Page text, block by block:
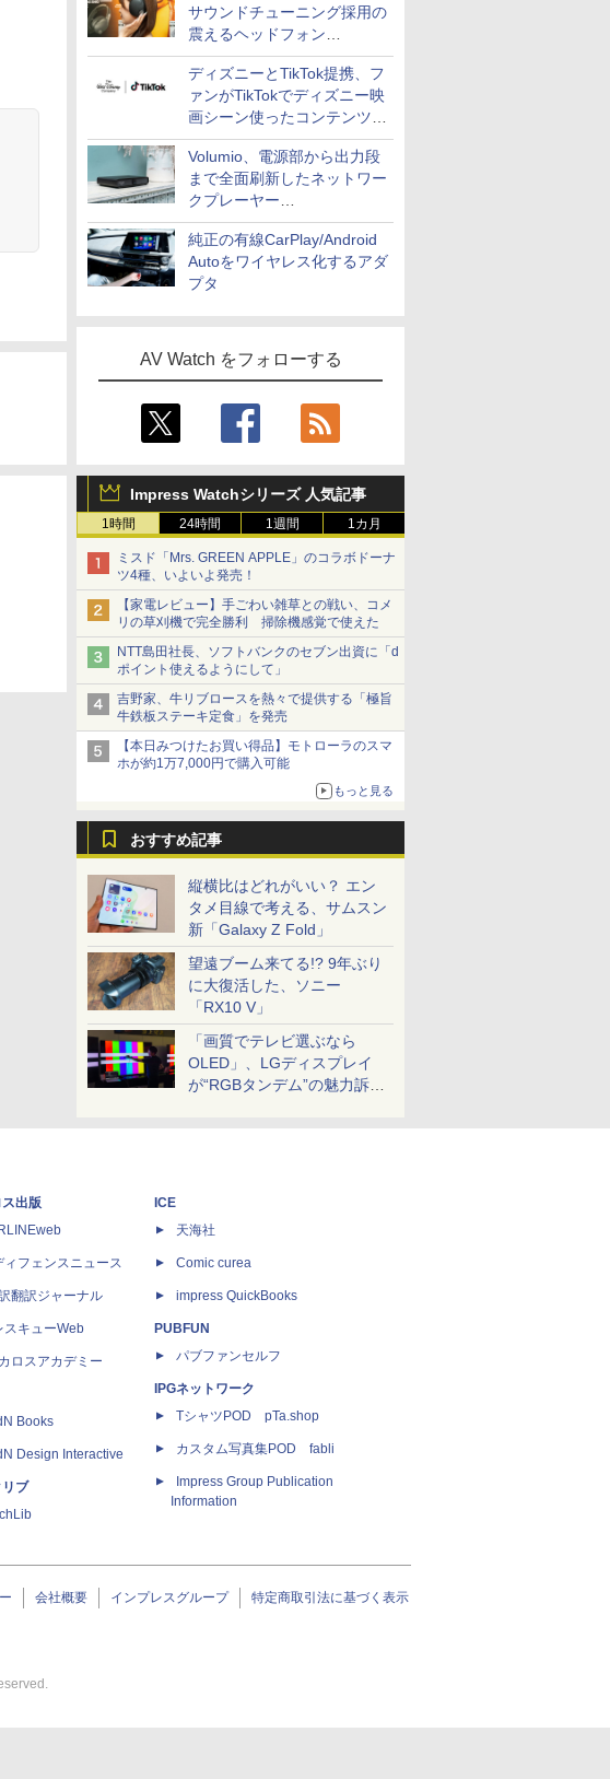
サウンドチューニング採用の
震えるヘッドフォン
「Crusher 1080 ANC」
ディズニーとTikTok提携、フ
ァンがTikTokでディズニー映
画シーン使ったコンテンツ制
作、Disney+にも配信
Volumio、電源部から出力段
まで全面刷新したネットワー
クプレーヤー
「Primo（2026）」
純正の有線CarPlay/Android
Autoをワイヤレス化するアダ
プタ
AV Watch をフォローする
Impress Watchシリーズ 人気記事
1時間 24時間 1週間 1カ月
ミスド「Mrs. GREEN APPLE」のコラボドーナ
ツ4種、いよいよ発売！
【家電レビュー】手ごわい雑草との戦い、コメ
リの草刈機で完全勝利 掃除機感覚で使えた
NTT島田社長、ソフトバンクのセブン出資に「d
ポイント使えるようにして」
吉野家、牛リブロースを熱々で提供する「極旨
牛鉄板ステーキ定食」を発売
【本日みつけたお買い得品】モトローラのスマ
ホが約1万7,000円で購入可能
もっと見る
おすすめ記事
縦横比はどれがいい？ エン
タメ目線で考える、サムスン
新「Galaxy Z Fold」
望遠ブーム来てる!? 9年ぶり
に大復活した、ソニー
「RX10 V」
「画質でテレビ選ぶなら
OLED」、LGディスプレイ
が“RGBタンデム”の魅力訴
出版
ィフェンスニュース
翻訳ジャーナル
スキューWeb
ロスアカデミー
Books
Design Interactive
ブ
ICE
天海社
Comic curea
impress QuickBooks
PUBFUN
パブファンセルフ
IPGネットワーク
TシャツPOD pTa.shop
カスタム写真集POD fabli
Impress Group Publication
Information
会社概要 インプレスグループ 特定商取引法に基づく表示